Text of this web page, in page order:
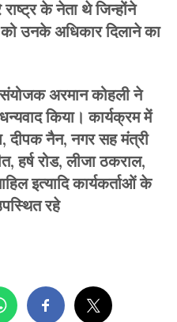
के नेता थे जिन्होंने
उनके अधिकार दिलाने का
अरमान कोहली ने
किया। कार्यक्रम में
दीपक नैन, नगर सह मंत्री
हर्ष रोड, लीजा ठकराल,
इत्यादि कार्यकर्ताओं के
रहे